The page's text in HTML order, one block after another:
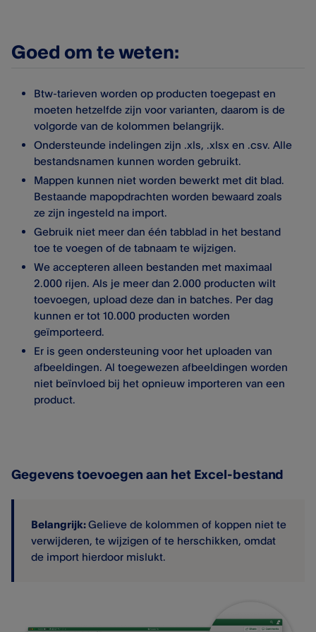
Goed om te weten:
Btw-tarieven worden op producten toegepast en
moeten hetzelfde zijn voor varianten, daarom is de
volgorde van de kolommen belangrijk.
Ondersteunde indelingen zijn .xls, .xlsx en .csv. Alle
bestandsnamen kunnen worden gebruikt.
Mappen kunnen niet worden bewerkt met dit blad.
Bestaande mapopdrachten worden bewaard zoals
ze zijn ingesteld na import.
Gebruik niet meer dan één tabblad in het bestand
toe te voegen of de tabnaam te wijzigen.
We accepteren alleen bestanden met maximaal
2.000 rijen. Als je meer dan 2.000 producten wilt
toevoegen, upload deze dan in batches. Per dag
kunnen er tot 10.000 producten worden
geïmporteerd.
Er is geen ondersteuning voor het uploaden van
afbeeldingen. Al toegewezen afbeeldingen worden
niet beïnvloed bij het opnieuw importeren van een
product.
Gegevens toevoegen aan het Excel-bestand
Belangrijk:Gelieve de kolommen of koppen niet te
verwijderen, te wijzigen of te herschikken, omdat
de import hierdoor mislukt.